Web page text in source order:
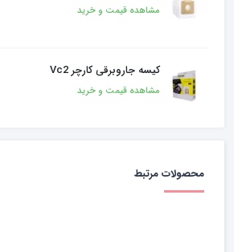
مشاهده قیمت و خرید
کیسه جاروبرقی کارچر Vc2
مشاهده قیمت و خرید
محصولات مرتبط